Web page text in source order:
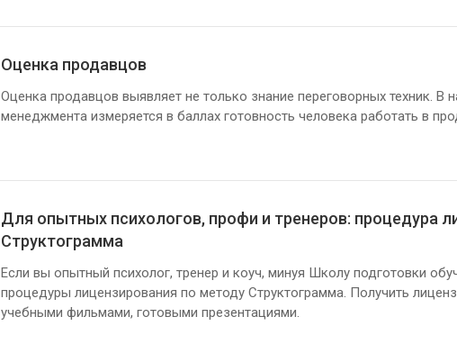
Оценка продавцов
Оценка продавцов выявляет не только знание переговорных техник. В
менеджмента измеряется в баллах готовность человека работать в
Для опытных психологов, профи и тренеров: процедура
Структограмма
Если вы опытный психолог, тренер и коуч, минуя Школу подготовки
процедуры лицензирования по методу Структограмма. Получить
учебными фильмами, готовыми презентациями.